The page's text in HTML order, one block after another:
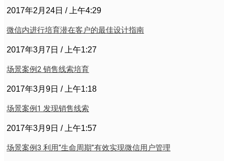
2017年2月24日 上午4:29
微信内进行培育潜在客户的最佳设计指南
2017年3月7日 上午1:27
场景案例2 销售线索培育
2017年3月9日 上午1:18
场景案例1 发现销售线索
2017年3月9日 上午1:57
场景案例3 利用“生命周期”有效实现微信用户管理